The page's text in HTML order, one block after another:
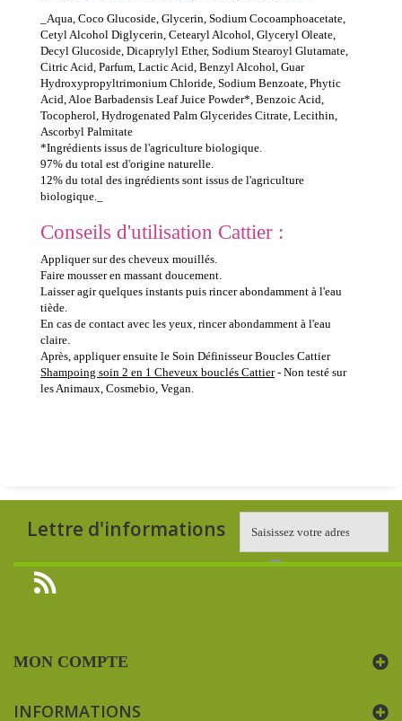
_Aqua, Coco Glucoside, Glycerin, Sodium Cocoamphoacetate,
Cetyl Alcohol Diglycerin, Cetearyl Alcohol, Glyceryl Oleate,
Decyl Glucoside, Dicaprylyl Ether, Sodium Stearoyl Glutamate,
Citric Acid, Parfum, Lactic Acid, Benzyl Alcohol, Guar
Hydroxypropyltrimonium Chloride, Sodium Benzoate, Phytic
Acid, Aloe Barbadensis Leaf Juice Powder*, Benzoic Acid,
Tocopherol, Hydrogenated Palm Glycerides Citrate, Lecithin,
Ascorbyl Palmitate
*Ingrédients issus de l'agriculture biologique.
97% du total est d'origine naturelle.
12% du total des ingrédients sont issus de l'agriculture
biologique._
Conseils d'utilisation Cattier :
Appliquer sur des cheveux mouillés.
Faire mousser en massant doucement.
Laisser agir quelques instants puis rincer abondamment à l'eau
tiède.
En cas de contact avec les yeux, rincer abondamment à l'eau
claire.
Après, appliquer ensuite le Soin Définisseur Boucles Cattier
Shampoing soin 2 en 1 Cheveux bouclés Cattier- Non testé sur
les Animaux, Cosmebio, Vegan.
Lettre d'informations
MON COMPTE
INFORMATIONS